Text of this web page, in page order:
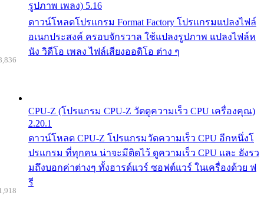
รูปภาพ เพลง) 5.16
ดาวน์โหลดโปรแกรม Format Factory โปรแกรมแปลงไฟล์
อเนกประสงค์ ครอบจักรวาล ใช้แปลงรูปภาพ แปลงไฟล์ห
นัง วิดีโอ เพลง ไฟล์เสียงออดิโอ ต่าง ๆ
CPU-Z (โปรแกรม CPU-Z วัดดูความเร็ว CPU เครื่องคุณ)
2.20.1
ดาวน์โหลด CPU-Z โปรแกรมวัดความเร็ว CPU อีกหนึ่งโ
ปรแกรม ที่ทุกคน น่าจะมีติดไว้ ดูความเร็ว CPU และ ยังรว
มถึงบอกค่าต่างๆ ทั้งฮารด์แวร์ ซอฟต์แวร์ ในเครื่องด้วย ฟ
รี